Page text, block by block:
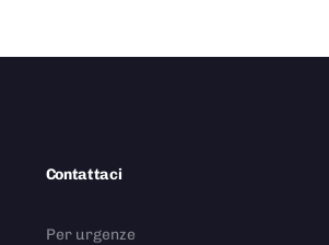
Contattaci
Per urgenze